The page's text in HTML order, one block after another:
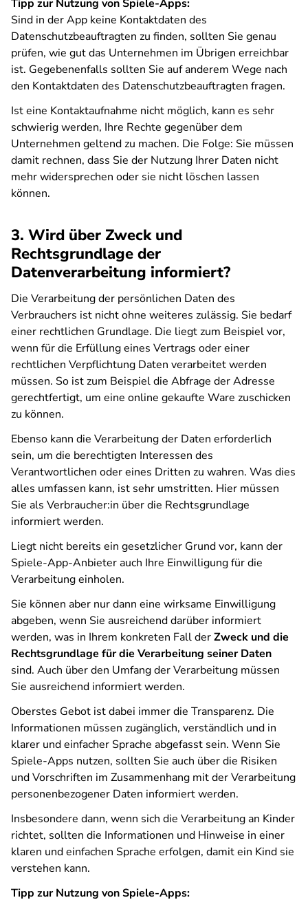
Tipp zur Nutzung von Spiele-Apps:
Sind in der App keine Kontaktdaten des
Datenschutzbeauftragten zu finden, sollten Sie genau
prüfen, wie gut das Unternehmen im Übrigen erreichbar
ist. Gegebenenfalls sollten Sie auf anderem Wege nach
den Kontaktdaten des Datenschutzbeauftragten fragen.
Ist eine Kontaktaufnahme nicht möglich, kann es sehr
schwierig werden, Ihre Rechte gegenüber dem
Unternehmen geltend zu machen. Die Folge: Sie müssen
damit rechnen, dass Sie der Nutzung Ihrer Daten nicht
mehr widersprechen oder sie nicht löschen lassen
können.
3. Wird über Zweck und
Rechtsgrundlage der
Datenverarbeitung informiert?
Die Verarbeitung der persönlichen Daten des
Verbrauchers ist nicht ohne weiteres zulässig. Sie bedarf
einer rechtlichen Grundlage. Die liegt zum Beispiel vor,
wenn für die Erfüllung eines Vertrags oder einer
rechtlichen Verpflichtung Daten verarbeitet werden
müssen. So ist zum Beispiel die Abfrage der Adresse
gerechtfertigt, um eine online gekaufte Ware zuschicken
zu können.
Ebenso kann die Verarbeitung der Daten erforderlich
sein, um die berechtigten Interessen des
Verantwortlichen oder eines Dritten zu wahren. Was dies
alles umfassen kann, ist sehr umstritten. Hier müssen
Sie als Verbraucher:in über die Rechtsgrundlage
informiert werden.
Liegt nicht bereits ein gesetzlicher Grund vor, kann der
Spiele-App-Anbieter auch Ihre Einwilligung für die
Verarbeitung einholen.
Sie können aber nur dann eine wirksame Einwilligung
abgeben, wenn Sie ausreichend darüber informiert
werden, was in Ihrem konkreten Fall derZweck und die
Rechtsgrundlage für die Verarbeitung seiner Daten
sind. Auch über den Umfang der Verarbeitung müssen
Sie ausreichend informiert werden.
Oberstes Gebot ist dabei immer die Transparenz. Die
Informationen müssen zugänglich, verständlich und in
klarer und einfacher Sprache abgefasst sein. Wenn Sie
Spiele-Apps nutzen, sollten Sie auch über die Risiken
und Vorschriften im Zusammenhang mit der Verarbeitung
personenbezogener Daten informiert werden.
Insbesondere dann, wenn sich die Verarbeitung an Kinder
richtet, sollten die Informationen und Hinweise in einer
klaren und einfachen Sprache erfolgen, damit ein Kind sie
verstehen kann.
Tipp zur Nutzung von Spiele-Apps: